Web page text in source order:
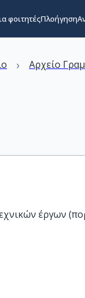
φοιτητέςΠλοήγηση
› Αρχείο
έργων